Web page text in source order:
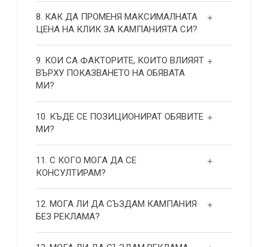
8. КАК ДА ПРОМЕНЯ МАКСИМАЛНАТА
ЦЕНА НА КЛИК ЗА КАМПАНИЯТА СИ?
9. КОИ СА ФАКТОРИТЕ, КОИТО ВЛИЯЯТ
ВЪРХУ ПОКАЗВАНЕТО НА ОБЯВАТА
МИ?
10. КЪДЕ СЕ ПОЗИЦИОНИРАТ ОБЯВИТЕ
МИ?
11. С КОГО МОГА ДА СЕ
КОНСУЛТИРАМ?
12. МОГА ЛИ ДА СЪЗДАМ КАМПАНИЯ
БЕЗ РЕКЛАМА?